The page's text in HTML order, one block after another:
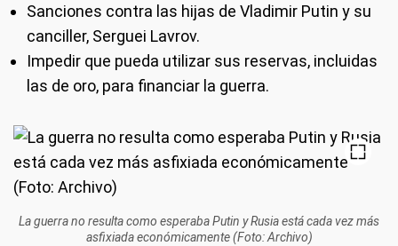
Sanciones contra las hijas de Vladimir Putin y su
canciller, Serguei Lavrov.
Impedir que pueda utilizar sus reservas, incluidas
las de oro, para financiar la guerra.
La guerra no resulta como esperaba Putin y Rusia está cada vez más
asfixiada económicamente (Foto: Archivo)